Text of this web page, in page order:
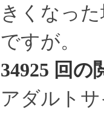
きくなっ
ですが。
34925 回の
アダルト